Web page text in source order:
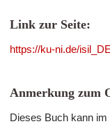
Link zur Seite:
https://ku-ni.de/
Anmerkung zum
Dieses Buch kann